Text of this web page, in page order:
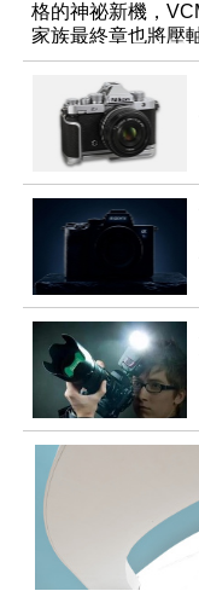
格的神祕新機，
家族最終章也將壓